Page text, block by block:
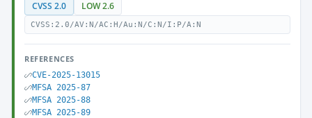
CVSS 2.0 LOW 2.6
CVSS:2.0/AV:N/AC:H/Au:N/C:N/I:P/A:N
REFERENCES
CVE-2025-13015
MFSA 2025-87
MFSA 2025-88
MFSA 2025-89